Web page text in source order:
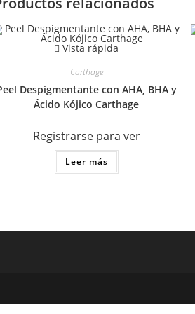
Vista rápida
Carthage
Despigmentante con AHA, BHA y
Ácido Kójico Carthage
Registrarse para ver
Leer más